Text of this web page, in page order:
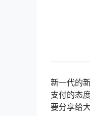
新一代的
支付的态
要分享给